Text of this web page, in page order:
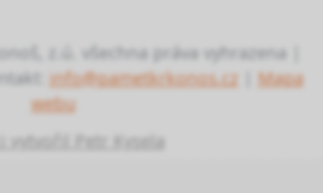
z.ú. všechna práva vyhrazena |
info@pametkrkonos.cz
Mapa
webu
vytvořil Petr Kysela